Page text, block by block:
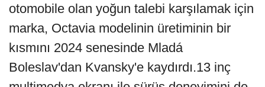
otomobile olan yoğun talebi karşılamak için
marka, Octavia modelinin üretiminin bir
kısmını 2024 senesinde Mladá
Boleslav'dan Kvansky'e kaydırdı.13 inç